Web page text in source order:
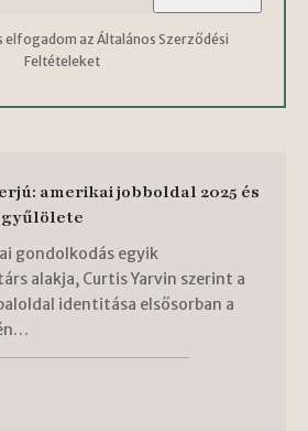
elfogadom az Általános Szerződési
Feltételeket
amerikai jobboldal 2025 és
gondolkodás egyik
alakja, Curtis Yarvin szerint a
identitása elsősorban a